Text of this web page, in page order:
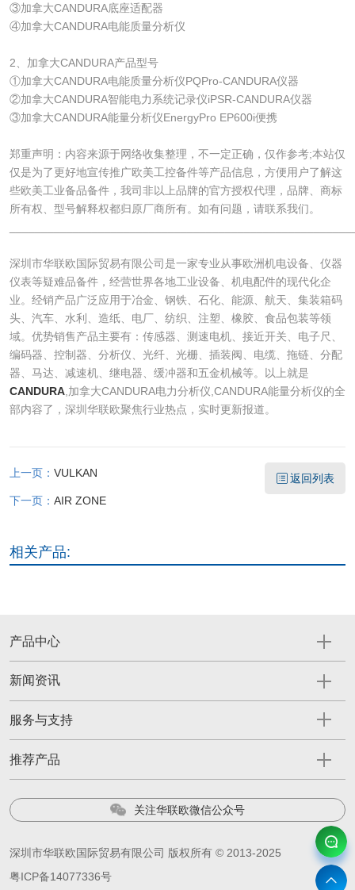
③加拿大CANDURA底座适配器
④加拿大CANDURA电能质量分析仪
2、加拿大CANDURA产品型号
①加拿大CANDURA电能质量分析仪PQPro-CANDURA仪器
②加拿大CANDURA智能电力系统记录仪iPSR-CANDURA仪器
③加拿大CANDURA能量分析仪EnergyPro EP600i便携
郑重声明：内容来源于网络收集整理，不一定正确，仅作参考;本站仅
仅是为了更好地宣传推广欧美工控备件等产品信息，方便用户了解这
些欧美工业备品备件，我司非以上品牌的官方授权代理，品牌、商标
所有权、型号解释权都归原厂商所有。如有问题，请联系我们。
深圳市华联欧国际贸易有限公司是一家专业从事欧洲机电设备、仪器
仪表等疑难品备件，经营世界各地工业设备、机电配件的现代化企
业。经销产品广泛应用于冶金、钢铁、石化、能源、航天、集装箱码
头、汽车、水利、造纸、电厂、纺织、注塑、橡胶、食品包装等领
域。优势销售产品主要有：传感器、测速电机、接近开关、电子尺、
编码器、控制器、分析仪、光纤、光栅、插装阀、电缆、拖链、分配
器、马达、减速机、继电器、缓冲器和五金机械等。以上就是
CANDURA,加拿大CANDURA电力分析仪,CANDURA能量分析仪的全
部内容了，深圳华联欧聚焦行业热点，实时更新报道。
上一页： VULKAN
下一页： AIR ZONE
返回列表
相关产品:
产品中心
新闻资讯
服务与支持
推荐产品
关注华联欧微信公众号
深圳市华联欧国际贸易有限公司 版权所有 © 2013-2025
粤ICP备14077336号